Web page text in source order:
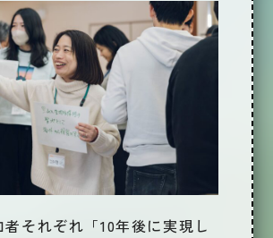
者それぞれ「10年後に実現し